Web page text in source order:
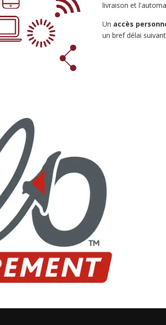
livraison et
Un accès
un bref délai